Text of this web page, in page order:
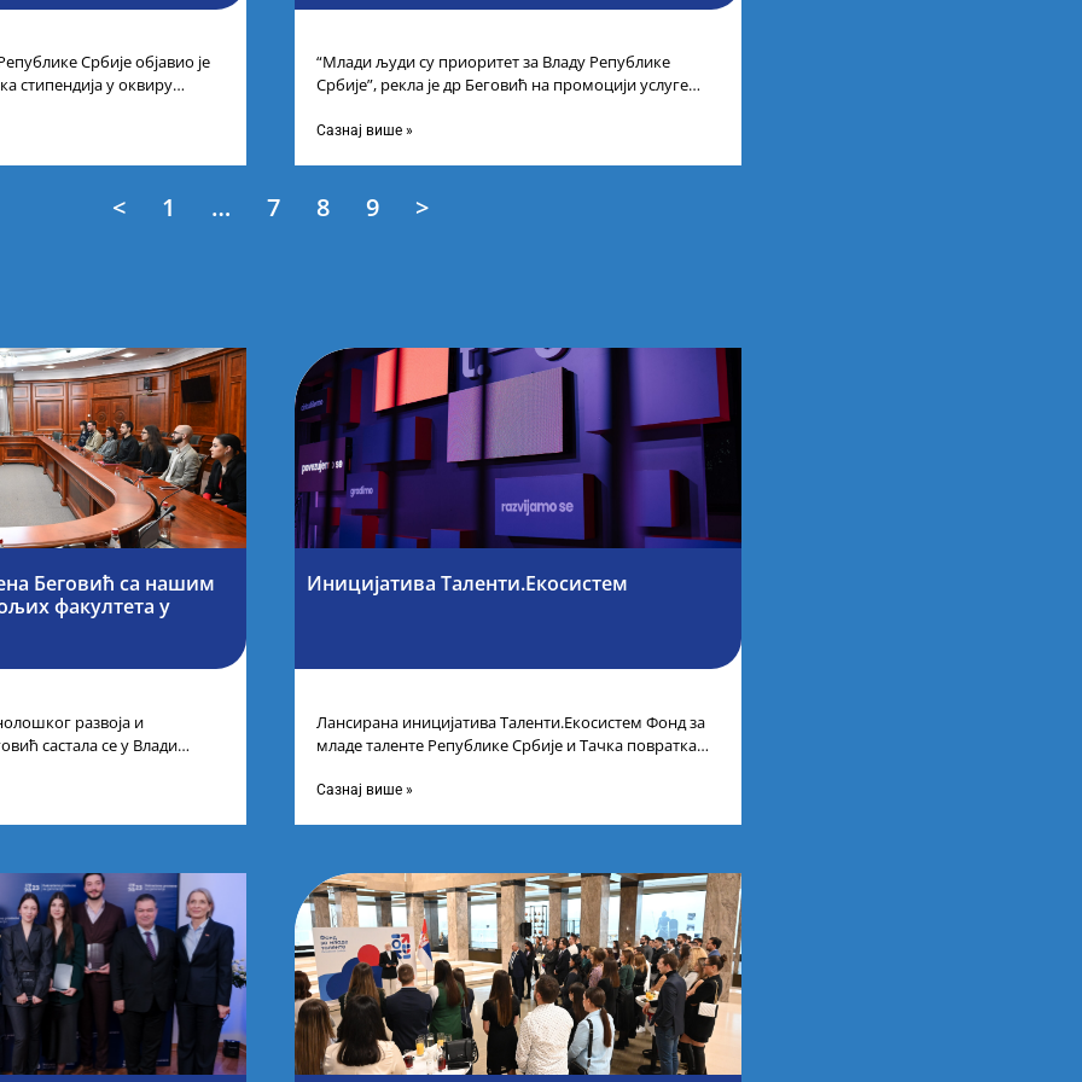
Србије објавио је
стипендија у оквиру
“Млади људи су приоритет за Владу Републике
Србије”, рекла је др Беговић на промоцији услуге
Сазнај више »
< 1 … 7 8 9 >
Беговић са нашим
факултета у
развоја и
састала се у Влади
Иницијатива Таленти.Екосистем
Лансирана иницијатива Таленти.Екосистем Фонд за
младе таленте Републике Србије и Тачка повратка
догађају су се
Сазнај више »